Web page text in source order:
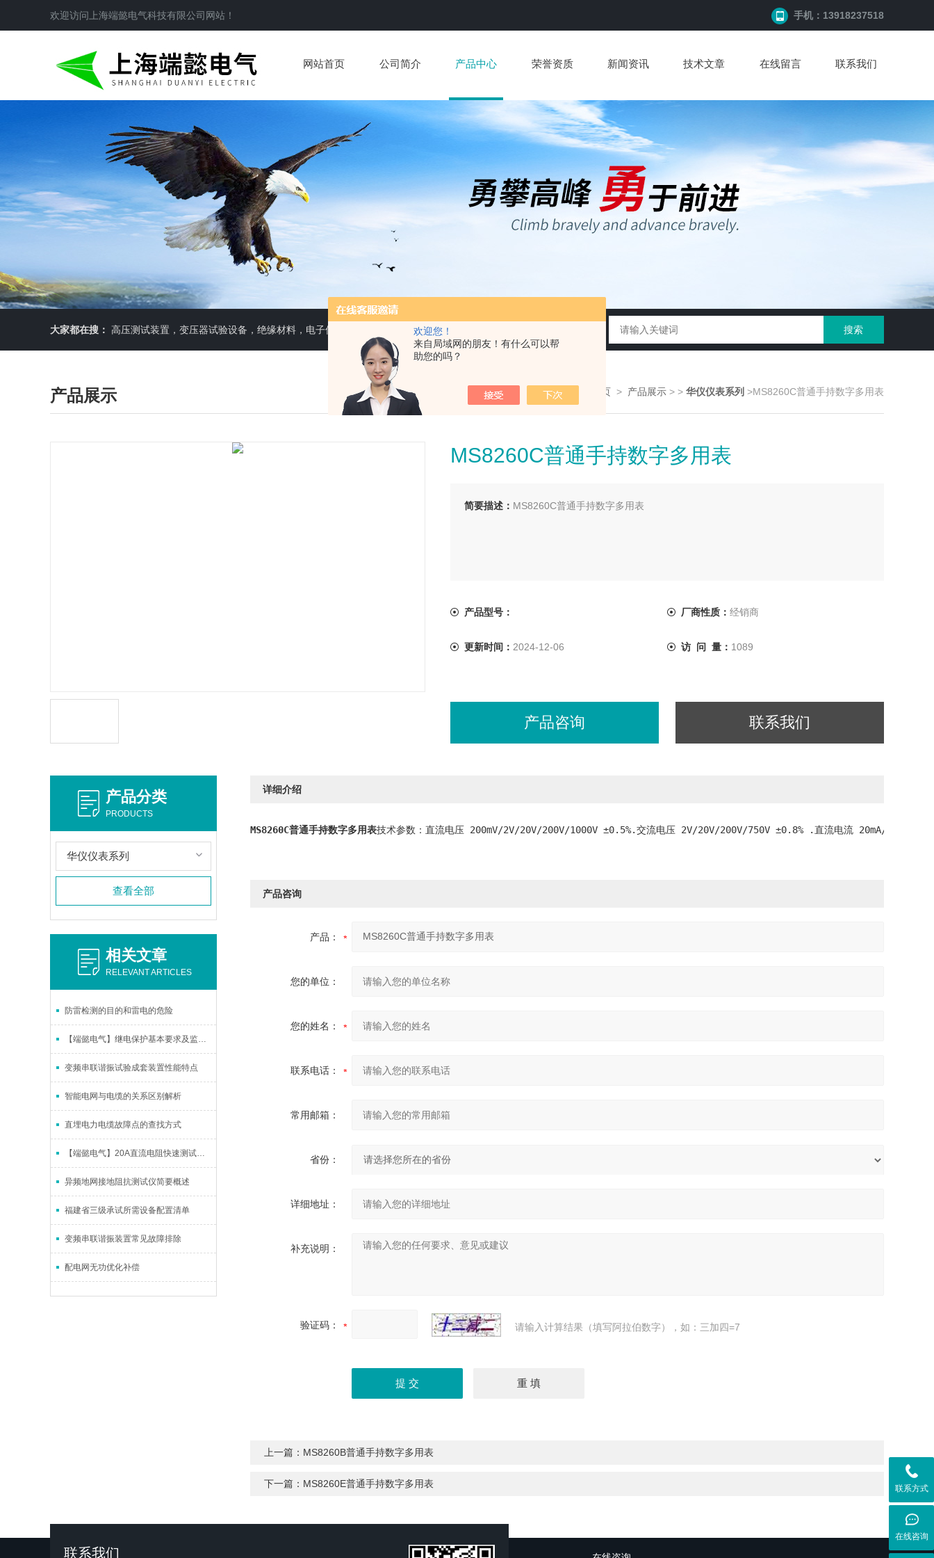
欢迎您！
来自局域网的朋友！有什么可以帮
助您的吗？
欢迎访问 上海端懿电气科技有限公司 网站！ 手机：13918237518
网站首页 公司简介 产品中心 荣誉资质 新闻资讯 技术文章 在线留言 联系我们
大家都在搜： 高压测试装置，变压器试验设备，绝缘材料，电子仪器仪表
产品展示 您现在的位置： >首页 > 产品展示 > > 华仪仪表系列 >MS8260C普通手持数字多用表
MS8260C普通手持数字多用表
简要描述： MS8260C普通手持数字多用表
产品型号： 厂商性质： 经销商
更新时间： 2024-12-06 访 问 量： 1089
产品咨询 联系我们
产品分类
PRODUCTS
华仪仪表系列
查看全部
相关文章
RELEVANT ARTICLES
防雷检测的目的和雷电的危险
【端懿电气】继电保护基本要求及监测方法
变频串联谐振试验成套装置性能特点
智能电网与电缆的关系区别解析
直埋电力电缆故障点的查找方式
【端懿电气】20A直流电阻快速测试仪概述及性能
异频地网接地阻抗测试仪简要概述
福建省三级承试所需设备配置清单
变频串联谐振装置常见故障排除
配电网无功优化补偿
详细介绍
MS8260C普通手持数字多用表技术参数：直流电压 200mV/2V/20V/200V/1000V ±0.5%.交流电压 2V/20V/200V/750V ±0.8% .直流电流
产品咨询
产品：
您的单位：
您的姓名：
联系电话：
常用邮箱：
省份：
详细地址：
补充说明：
验证码： 请输入计算结果（填写阿拉伯数字），如：三加四=7
上一篇： MS8260B普通手持数字多用表
下一篇： MS8260E普通手持数字多用表
联系我们
联系方式
在线咨询